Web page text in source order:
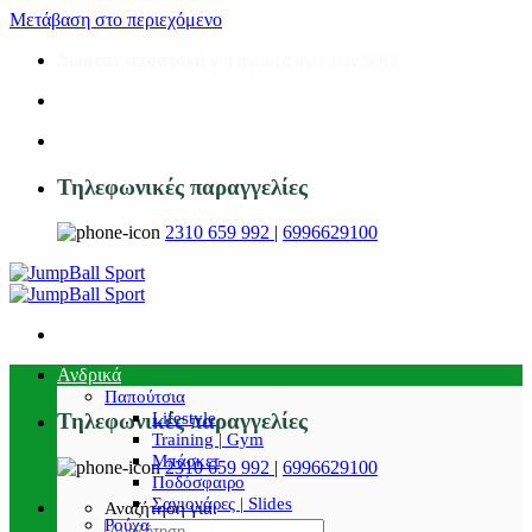
Μετάβαση στο περιεχόμενο
Τηλεφωνικές παραγγελίες
2310 659 992 | 6996629100
Τηλεφωνικές παραγγελίες
2310 659 992 | 6996629100
Αναζήτηση για:
Ανδρικά
Παπούτσια
Lifestyle
Training | Gym
Μπάσκετ
Ποδόσφαιρο
Σαγιονάρες | Slides
Ρούχα